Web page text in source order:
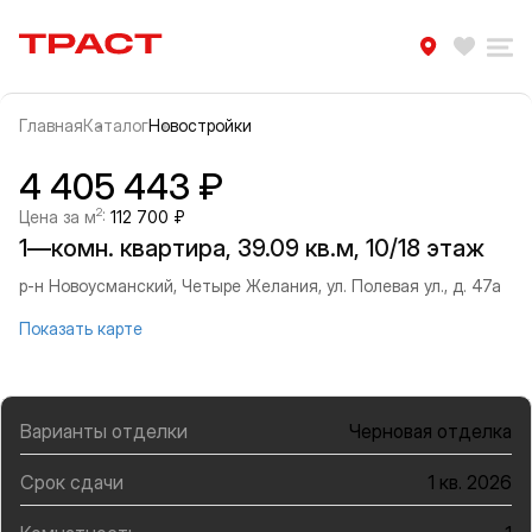
Траст | Служба недвижимости
ГлавнаяКаталогНовостройки
Информация об объекте
Галерея
4 405 443 ₽
Цена за м2: 112 700 ₽
1—комн. квартира, 39.09 кв.м, 10/18 этаж
р-н Новоусманский, Четыре Желания, ул. Полевая ул., д. 47а
Показать карте
Варианты отделки Черновая отделка
Срок сдачи 1 кв. 2026